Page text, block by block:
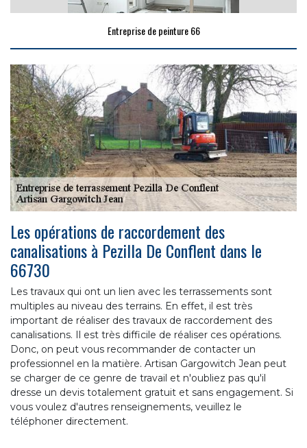
Entreprise de peinture 66
Les opérations de raccordement des
canalisations à Pezilla De Conflent dans le
66730
Les travaux qui ont un lien avec les terrassements sont
multiples au niveau des terrains. En effet, il est très
important de réaliser des travaux de raccordement des
canalisations. Il est très difficile de réaliser ces opérations.
Donc, on peut vous recommander de contacter un
professionnel en la matière. Artisan Gargowitch Jean peut
se charger de ce genre de travail et n'oubliez pas qu'il
dresse un devis totalement gratuit et sans engagement. Si
vous voulez d'autres renseignements, veuillez le
téléphoner directement.